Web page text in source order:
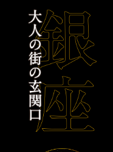
サッポロ生ビール黒
CLUB 黒ラベル
「THE PERFECT
ペーン